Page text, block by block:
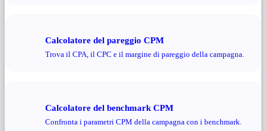
Calcolatore del pareggio CPM
Trova il CPA, il CPC e il margine di pareggio della campagna.
Calcolatore del benchmark CPM
Confronta i parametri CPM della campagna con i benchmark.